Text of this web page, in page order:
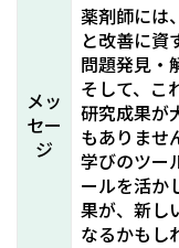
メッ
セー
ジ
薬剤師には
と改善に資
問題発見・
そして、こ
研究成果が
もありませ
学びのツー
ールを活か
果が、新し
なるかもし